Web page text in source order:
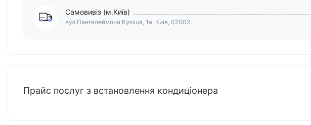
Самовивіз (м.Київ)
вул Пантелеймона Куліша, 1а, Київ, 02002
Прайс послуг з встановлення кондиціонера